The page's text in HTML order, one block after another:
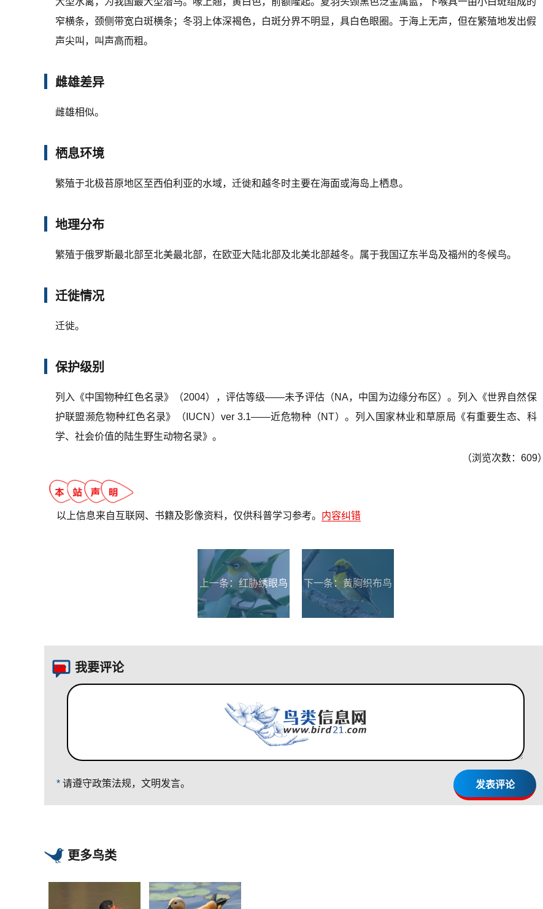
窄横条，颈侧带宽白斑横条；冬羽上体深褐色，白斑分界不明显，具白色眼圈。于海上无声，但在繁殖地发出假
声尖叫，叫声高而粗。
雌雄差异
雌雄相似。
栖息环境
繁殖于北极苔原地区至西伯利亚的水域，迁徙和越冬时主要在海面或海岛上栖息。
地理分布
繁殖于俄罗斯最北部至北美最北部，在欧亚大陆北部及北美北部越冬。属于我国辽东半岛及福州的冬候鸟。
迁徙情况
迁徙。
保护级别
列入《中国物种红色名录》（2004），评估等级——未予评估（NA，中国为边缘分布区）。列入《世界自然保
护联盟濒危物种红色名录》（IUCN）ver 3.1——近危物种（NT）。列入国家林业和草原局《有重要生态、科
学、社会价值的陆生野生动物名录》。
（浏览次数：609）
以上信息来自互联网、书籍及影像资料，仅供科普学习参考。 内容纠错
上一条： 红胁绣眼鸟 下一条：黄胸织布鸟
我要评论
* 请遵守政策法规，文明发言。
更多鸟类